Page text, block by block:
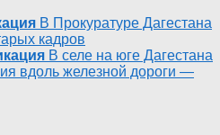
В Прокуратуре Дагестана
кадров
В селе на юге Дагестана
вдоль железной дороги —